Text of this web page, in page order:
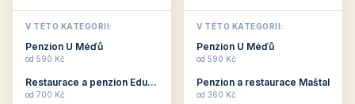
jsou pro Vás připraveny
objekty, které svojí
polohou či vybaveností,
nabízí klidné ubytování
V TÉTO KATEGORII:
Penzion U Méďů
od 590 Kč
Restaurace a penzion Eduard
od 700 Kč
penziony a hotely, které
jsou přizpůsobeny pro
ubytování klientů vyššího
věku. Některé z nich
V TÉTO KATEGORII:
Penzion U Méďů
od 590 Kč
Penzion a restaurace Maštal
od 360 Kč